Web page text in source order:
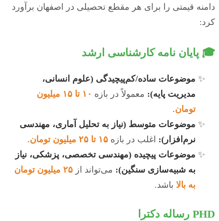
دامنه قیمتی را برای هر مقطع تحصیلی در اصفهان برآورد
کرد:
🎓 پایان نامه کارشناسی ارشد
موضوعات ساده/کم‌پیچیدگی (علوم انسانی،
مدیریت پایه): معمولاً در بازه
۱۰ تا ۱۵ میلیون
تومان.
موضوعات متوسط (نیاز به تحلیل آماری، مهندسی
نرم‌افزار): اغلب در بازه ۱۵ تا ۲۵ میلیون تومان
.
موضوعات پیچیده (مهندسی تخصصی، پزشکی، نیاز
به شبیه‌سازی سنگین): می‌تواند از
۲۵ میلیون تومان
به بالا باشد.
PHD رساله دکترا